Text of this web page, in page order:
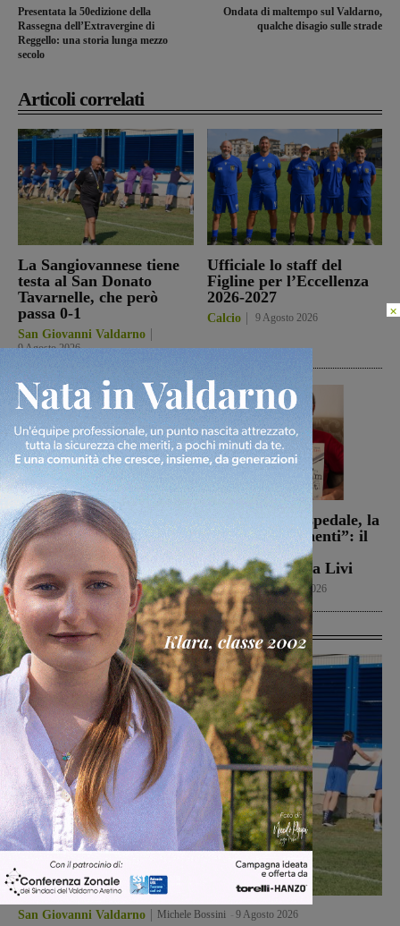
Presentata la 50edizione della
Rassegna dell’Extravergine di
Reggello: una storia lunga mezzo
secolo
Ondata di maltempo sul Valdarno,
qualche disagio sulle strade
Articoli correlati
La Sangiovannese tiene
testa al San Donato
Tavarnelle, che però
passa 0-1
San Giovanni Valdarno
9 Agosto 2026
Ufficiale lo staff del
Figline per l’Eccellenza
2026-2027
Calcio 9 Agosto 2026
Campionato di serie D,
domani i calendari
Calcio 9 Agosto 2026
Dal treno all’ospedale, la
vita in “Frammenti”: il
primo libro del
valdarnese Luca Livi
Cultura 9 Agosto 2026
Ultime Calcio
San Giovanni Valdarno Michele Bossini 9 Agosto 2026
×